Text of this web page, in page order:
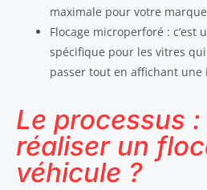
maximale pour votre
Flocage microperforé : c’est
spécifique pour les vitres
passer tout en affichant une
Le processus
réaliser un
véhicule ?